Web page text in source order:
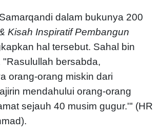
dalam bukunya 200
Kisah Inspiratif Pembangun
hal tersebut. Sahal bin
"Rasulullah bersabda,
orang-orang miskin dari
mendahului orang-orang
sejauh 40 musim gugur.'" (HR